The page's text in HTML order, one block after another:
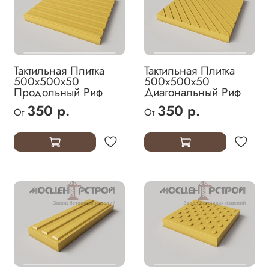
Тактильная Плитка
500х500х50
Продольный Риф
От 350 р.
Тактильная Плитка
500х500х50
Диагональный Риф
От 350 р.